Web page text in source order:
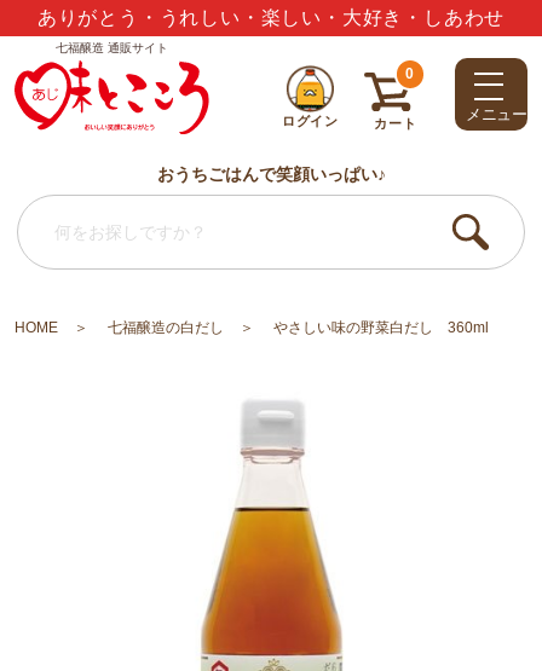
夏のギフトセット3,000円以上で送料無料
七福醸造 通販サイト
ログイン
0
カート メニュー
おうちごはんで笑顔いっぱい♪
HOME 七福醸造の白だし やさしい味の野菜白だし 360ml